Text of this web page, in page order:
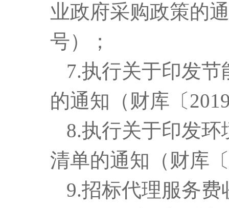
业政府采购政策的
号）；
7.执行关于印发节
的通知（财库〔
8.执行关于印发环
清单的通知（财库
9.招标代理服务费